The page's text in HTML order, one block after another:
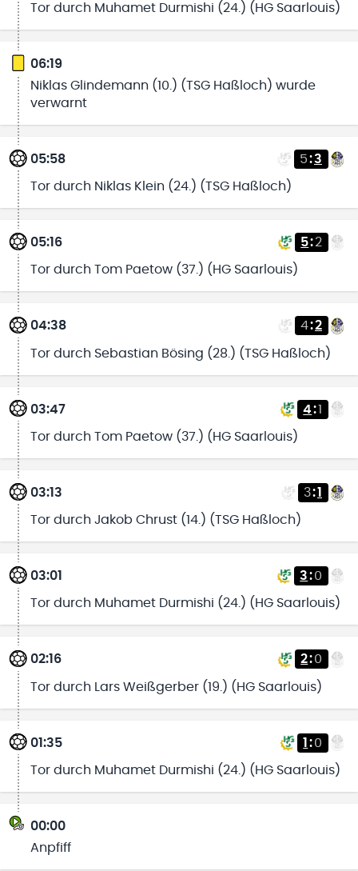
Tor durch Muhamet Durmishi (24.) (HG Saarlouis)
06:19
Niklas Glindemann (10.) (TSG Haßloch) wurde
verwarnt
05:58 5:3
Tor durch Niklas Klein (24.) (TSG Haßloch)
05:16 5:2
Tor durch Tom Paetow (37.) (HG Saarlouis)
04:38 4:2
Tor durch Sebastian Bösing (28.) (TSG Haßloch)
03:47 4:1
Tor durch Tom Paetow (37.) (HG Saarlouis)
03:13 3:1
Tor durch Jakob Chrust (14.) (TSG Haßloch)
03:01 3:0
Tor durch Muhamet Durmishi (24.) (HG Saarlouis)
02:16 2:0
Tor durch Lars Weißgerber (19.) (HG Saarlouis)
01:35 1 :0
Tor durch Muhamet Durmishi (24.) (HG Saarlouis)
00:00
Anpfiff